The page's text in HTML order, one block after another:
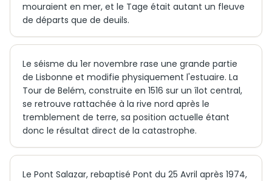
mouraient en mer, et le Tage était autant un fleuve
de départs que de deuils.
Le séisme du 1er novembre rase une grande partie
de Lisbonne et modifie physiquement l'estuaire. La
Tour de Belém, construite en 1516 sur un îlot central,
se retrouve rattachée à la rive nord après le
tremblement de terre, sa position actuelle étant
donc le résultat direct de la catastrophe.
Le Pont Salazar, rebaptisé Pont du 25 Avril après 1974,